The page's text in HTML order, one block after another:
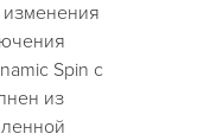
изменения
Spin с
из